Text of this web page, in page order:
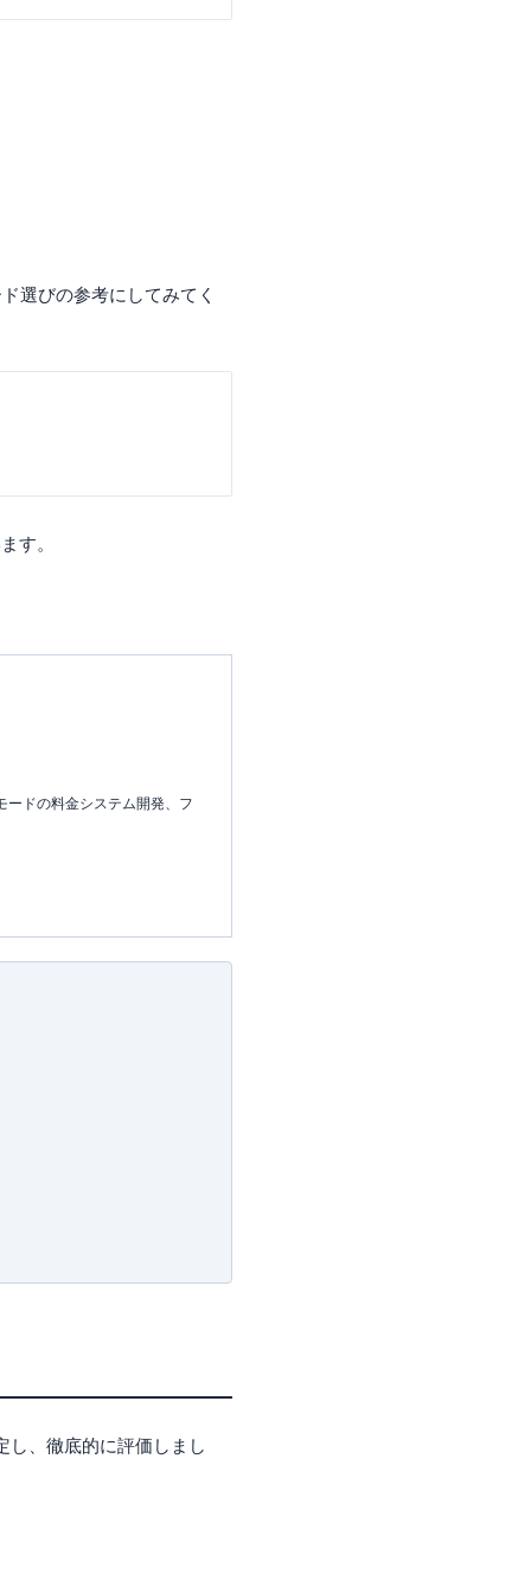
選びの参考にしてみてく
す。
ードの料金システム開発、フ
しか分からない信用できる情
使い方を日々研究中。
し、徹底的に評価しまし